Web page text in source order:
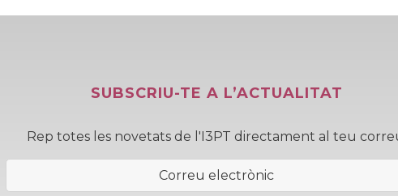
SUBSCRIU-TE A L’ACTUALITAT
Rep totes les novetats de l'I3PT directament al teu